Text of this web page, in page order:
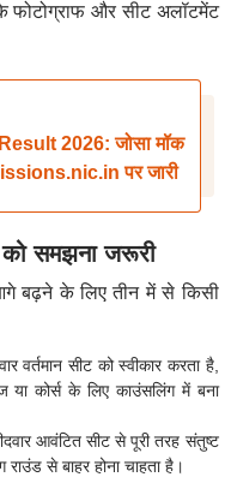
के फोटोग्राफ और सीट अलॉटमेंट
2026: जोसा मॉक
पर जारी
समझना जरूरी
बढ़ने के लिए तीन में से किसी
वर्तमान सीट को स्वीकार करता है,
कोर्स के लिए काउंसलिंग में बना
आवंटित सीट से पूरी तरह संतुष्ट
से बाहर होना चाहता है।